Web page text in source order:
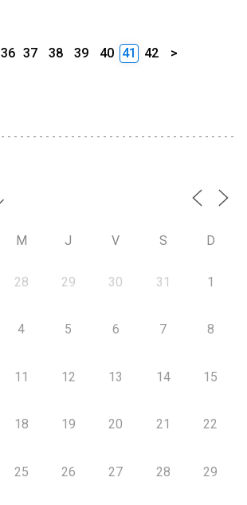
36 37 38 39 40 41 42 >
M J V S D
28 29 30 31 1
4 5 6 7 8
11 12 13 14 15
18 19 20 21 22
25 26 27 28 29